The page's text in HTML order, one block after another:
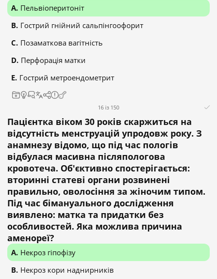
Пельвіоперитоніт
Гострий гнійний сальпінгоофорит
Позаматкова вагітність
Перфорація матки
Гострий метроендометрит
16 із 150
Пацієнтка віком 30 років скаржиться на
відсутність менструацій упродовж року. З
анамнезу відомо, що під час пологів
відбулася масивна післяпологова
кровотеча. Об'єктивно спостерігається:
вторинні статеві органи розвинені
правильно, оволосіння за жіночим типом.
Під час бімануального дослідження
виявлено: матка та придатки без
особливостей. Яка можлива причина
аменореї?
Некроз гіпофізу
Некроз кори наднирників